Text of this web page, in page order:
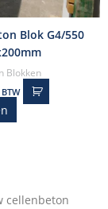
Blok G4/550
Blokken
cellenbeton